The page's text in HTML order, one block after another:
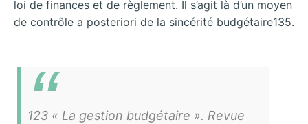
loi de finances et de règlement. Il s’agit là d’un moyen
de contrôle a posteriori de la sincérité budgétaire135.
123 « La gestion budgétaire ». Revue